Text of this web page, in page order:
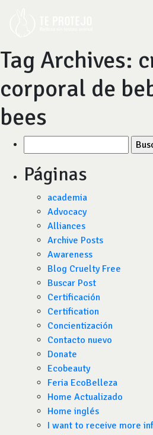
Tag Archives:
corporal de
bees
por:
Páginas
academia
Advocacy
Alliances
Archive Posts
Awareness
Blog Cruelty Free
Buscar Post
Certificación
Certification
Concientización
Contacto nuevo
Donate
Ecobeauty
Feria EcoBelleza
Home Actualizado
Home inglés
I want to receive more